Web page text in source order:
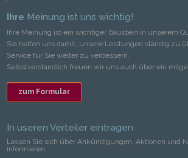
Ihre Meinung ist uns wichtig!
Ihre Meinung ist ein wichtiger Baustein in unserem
Sie helfen uns damit, unsere Leistungen ständig zu
Service für Sie weiter zu verbessern.
Selbstverständlich freuen wir uns auch über ein
zum Formular
In useren Verteiler eintragen
Lassen Sie sich über Ankündigungen, Aktionen und
informieren.